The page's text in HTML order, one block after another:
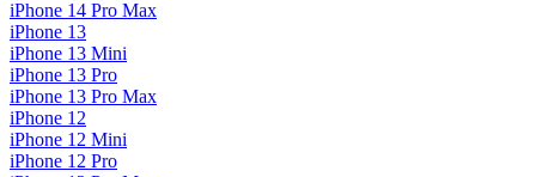
iPhone 14 Pro Max
iPhone 13
iPhone 13 Mini
iPhone 13 Pro
iPhone 13 Pro Max
iPhone 12
iPhone 12 Mini
iPhone 12 Pro